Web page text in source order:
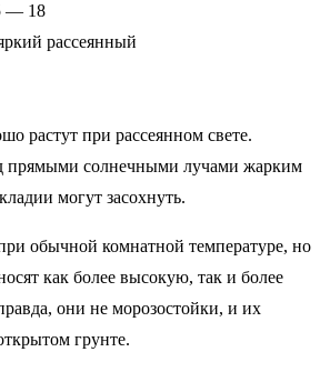
— 18
рассеянный
растут при рассеянном свете.
прямыми солнечными лучами жарким
могут засохнуть.
обычной комнатной температуре, но
как более высокую, так и более
они не морозостойки, и их
грунте.